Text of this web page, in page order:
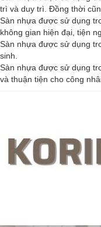
trì và duy trì. Đồng thời
Sàn nhựa được sử dụng
không gian hiện đại, tiện
Sàn nhựa được sử dụng
sinh.
Sàn nhựa được sử dụng
và thuận tiện cho công